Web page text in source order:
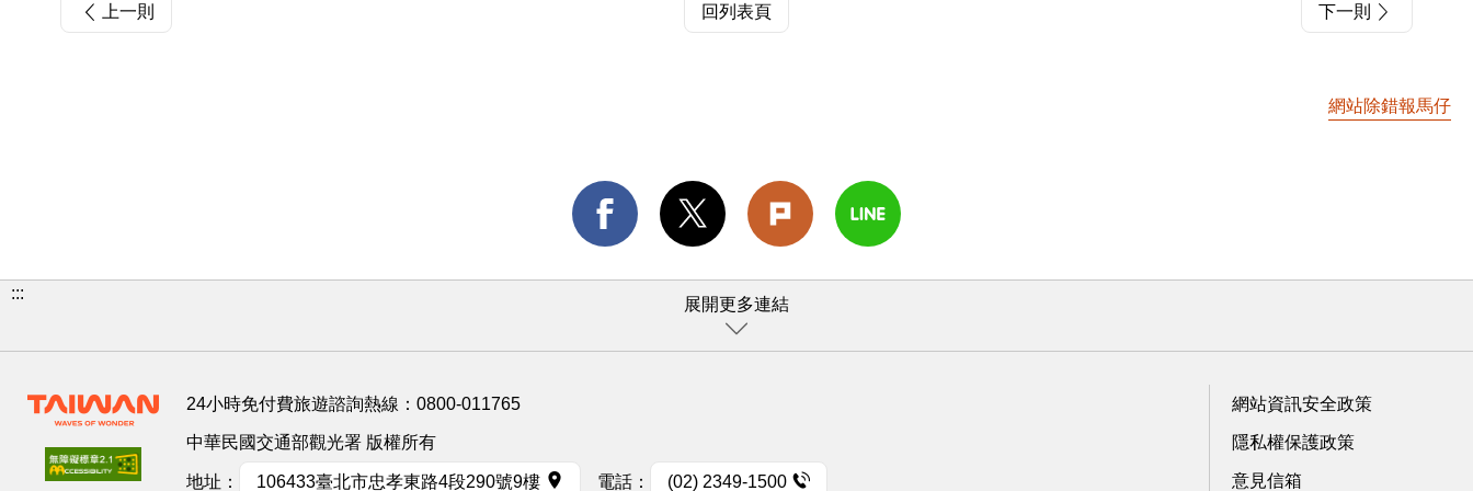
上一則 回列表頁 下一則
網站除錯報馬仔
:::
展開更多連結
24小時免付費旅遊諮詢熱線： 0800-011765
中華民國交通部觀光署 版權所有
地址： 106433臺北市忠孝東路4段290號9樓 電話： (02) 2349-1500
網站資訊安全政策
隱私權保護政策
意見信箱